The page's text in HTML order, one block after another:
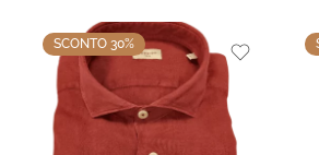
SCONTO 30%